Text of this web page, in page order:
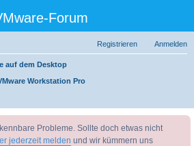
Forum
Anmelden
Registrieren
auf dem Desktop
Workstation Pro
uc
Probleme. Sollte doch etwas nicht
jederzeit melden und wir kümmern uns